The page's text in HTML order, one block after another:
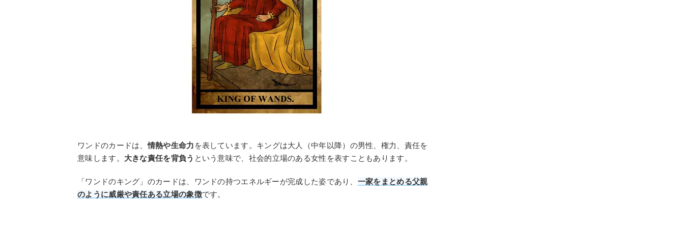
ワンドのカードは、情熱や生命力 を表しています。キングは大人（中年以降）の男性、権力、責任を
意味します。 大きな責任を背負う という意味で、社会的立場のある女性を表すこともあります。
「ワンドのキング」のカードは、ワンドの持つエネルギーが完成した姿であり、 一家をまとめる父親
のように威厳や責任ある立場の象徴です。